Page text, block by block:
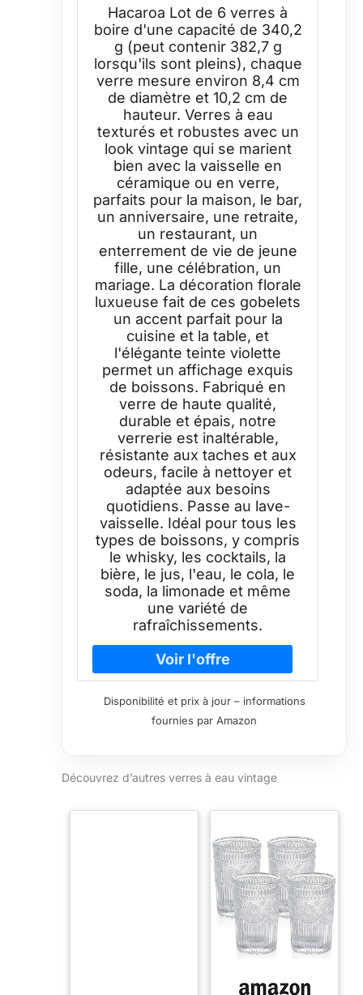
eau violets très résistants,
décoratifs floraux en relief
pour whisky, bière, jus, vin
Hacaroa Lot de 6 verres à
boire d'une capacité de 340,2
g (peut contenir 382,7 g
lorsqu'ils sont pleins), chaque
verre mesure environ 8,4 cm
de diamètre et 10,2 cm de
hauteur. Verres à eau
texturés et robustes avec un
look vintage qui se marient
bien avec la vaisselle en
céramique ou en verre,
parfaits pour la maison, le bar,
un anniversaire, une retraite,
un restaurant, un
enterrement de vie de jeune
fille, une célébration, un
mariage. La décoration florale
luxueuse fait de ces gobelets
un accent parfait pour la
cuisine et la table, et
l'élégante teinte violette
permet un affichage exquis
de boissons. Fabriqué en
verre de haute qualité,
durable et épais, notre
verrerie est inaltérable,
résistante aux taches et aux
odeurs, facile à nettoyer et
adaptée aux besoins
quotidiens. Passe au lave-
vaisselle. Idéal pour tous les
types de boissons, y compris
le whisky, les cocktails, la
bière, le jus, l'eau, le cola, le
soda, la limonade et même
une variété de
rafraîchissements.
Disponibilité et prix à jour – informations
fournies par Amazon
Découvrez d’autres verres à eau vintage